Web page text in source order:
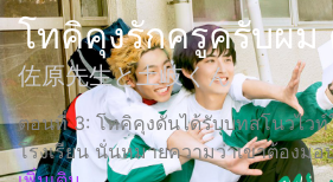
โทคิคุงรักครูครับผม
佐原先生と土岐くん
ตอนที่ 3: โทคิคุงดันได้รับบทสโนวไวท์
โรงเรียน นั่นหมายความว่าเขาต้องม